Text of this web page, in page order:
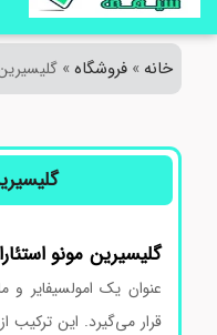
خانه»فروشگاه»گلیسیرین
گلیسیرین مونو استئارات
عنوان یک امولسیفایر و
قرار می‌گیرد. این ترکیب